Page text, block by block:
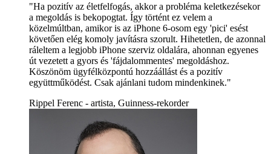
"Ha pozitív az életfelfogás, akkor a probléma keletkezésekor
a megoldás is bekopogtat. Így történt ez velem a
közelmúltban, amikor is az iPhone 6-osom egy 'pici' esést
követően elég komoly javításra szorult. Hihetetlen, de azonnal
ráleltem a legjobb iPhone szerviz oldalára, ahonnan egyenes
út vezetett a gyors és 'fájdalommentes' megoldáshoz.
Köszönöm ügyfélközpontú hozzáállást és a pozitív
együttműködést. Csak ajánlani tudom mindenkinek."
Rippel Ferenc - artista, Guinness-rekorder